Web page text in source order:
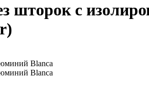
шторок с